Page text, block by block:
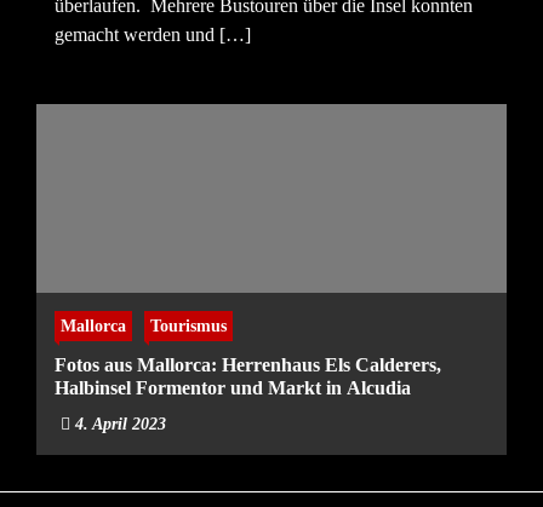
überlaufen. Mehrere Bustouren über die Insel konnten
gemacht werden und […]
Mallorca Tourismus
Fotos aus Mallorca: Herrenhaus Els Calderers,
Halbinsel Formentor und Markt in Alcudia
4. April 2023